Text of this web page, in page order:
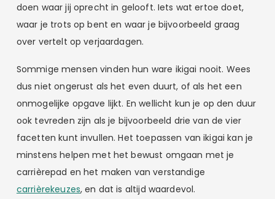
doen waar jij oprecht in gelooft. Iets wat ertoe doet,
waar je trots op bent en waar je bijvoorbeeld graag
over vertelt op verjaardagen.
Sommige mensen vinden hun ware ikigai nooit. Wees
dus niet ongerust als het even duurt, of als het een
onmogelijke opgave lijkt. En wellicht kun je op den duur
ook tevreden zijn als je bijvoorbeeld drie van de vier
facetten kunt invullen. Het toepassen van ikigai kan je
minstens helpen met het bewust omgaan met je
carrièrepad en het maken van verstandige
carrièrekeuzes, en dat is altijd waardevol.